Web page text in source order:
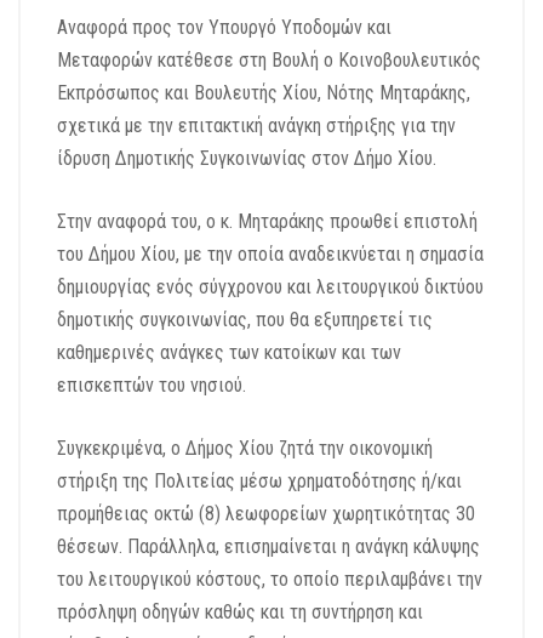
Αναφορά προς τον Υπουργό Υποδομών και
Μεταφορών κατέθεσε στη Βουλή ο Κοινοβουλευτικός
Εκπρόσωπος και Βουλευτής Χίου, Νότης Μηταράκης,
σχετικά με την επιτακτική ανάγκη στήριξης για την
ίδρυση Δημοτικής Συγκοινωνίας στον Δήμο Χίου.
Στην αναφορά του, ο κ. Μηταράκης προωθεί επιστολή
του Δήμου Χίου, με την οποία αναδεικνύεται η σημασία
δημιουργίας ενός σύγχρονου και λειτουργικού δικτύου
δημοτικής συγκοινωνίας, που θα εξυπηρετεί τις
καθημερινές ανάγκες των κατοίκων και των
επισκεπτών του νησιού.
Συγκεκριμένα, ο Δήμος Χίου ζητά την οικονομική
στήριξη της Πολιτείας μέσω χρηματοδότησης ή/και
προμήθειας οκτώ (8) λεωφορείων χωρητικότητας 30
θέσεων. Παράλληλα, επισημαίνεται η ανάγκη κάλυψης
του λειτουργικού κόστους, το οποίο περιλαμβάνει την
πρόσληψη οδηγών καθώς και τη συντήρηση και